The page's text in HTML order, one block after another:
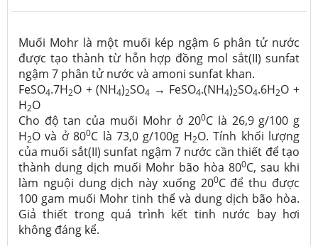
Muối Mohr là một muối kép ngậm 6 phân tử nước
được tạo thành từ hỗn hợp đồng mol sắt(II) sunfat
ngậm 7 phân tử nước và amoni sunfat khan.
FeSO4.7H2O + (NH4)2SO4 → FeSO4.(NH4)2SO4.6H2O +
H2O
Cho độ tan của muối Mohr ở 200C là 26,9 g/100 g
H2O và ở 800C là 73,0 g/100g H2O. Tính khối lượng
của muối sắt(II) sunfat ngậm 7 nước cần thiết để tạo
thành dung dịch muối Mohr bão hòa 800C, sau khi
làm nguội dung dịch này xuống 200C để thu được
100 gam muối Mohr tinh thể và dung dịch bão hòa.
Giả thiết trong quá trình kết tinh nước bay hơi
không đáng kể.